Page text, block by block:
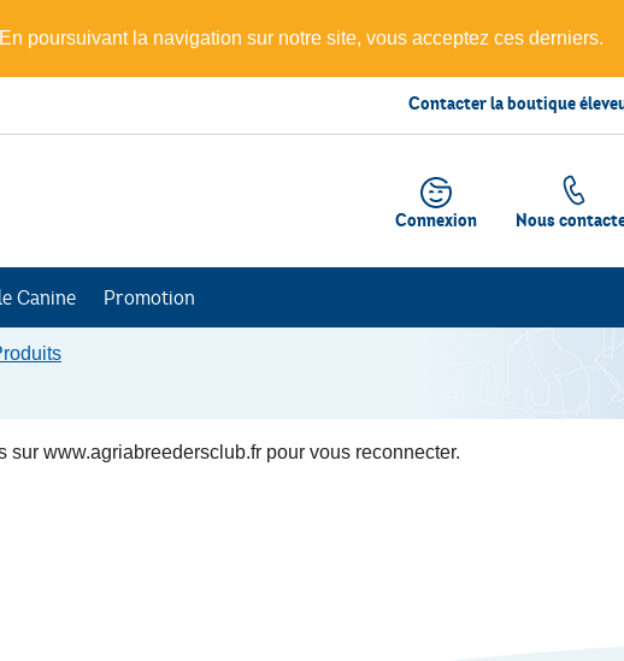
poursuivant la navigation sur notre site, vous acceptez ces derniers.
Contacter la boutique
Connexion Nous
Canine Promotion
sur www.agriabreedersclub.fr pour vous reconnecter.